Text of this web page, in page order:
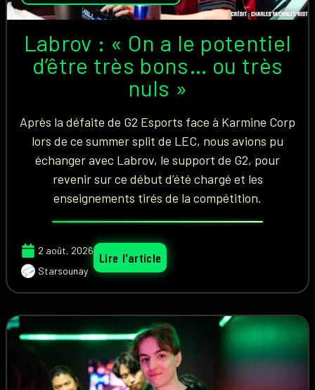
Labrov : « On a le potentiel
d’être très bons… ou très
nuls »
Après la défaite de G2 Esports face à Karmine Corp
lors de ce summer split de LEC, nous avions pu
échanger avec Labrov, le support de G2, pour
revenir sur ce début d’été chargé et les
enseignements tirés de la compétition.
2 août, 2026
Starsounay
Lire l'article